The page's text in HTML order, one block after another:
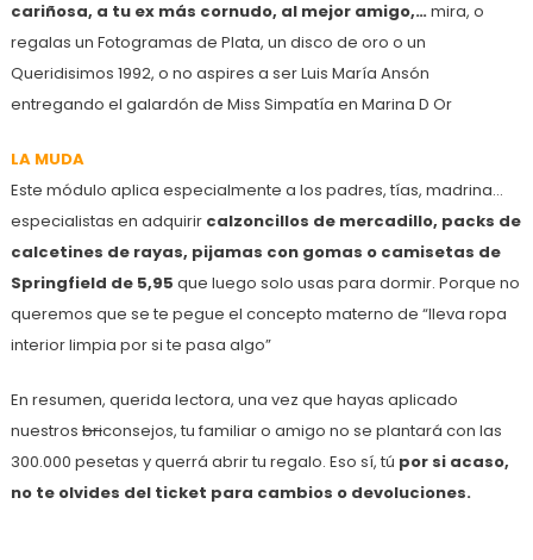
cariñosa, a tu ex más cornudo, al mejor amigo,…mira, o
regalas un Fotogramas de Plata, un disco de oro o un
Queridisimos 1992, o no aspires a ser Luis María Ansón
entregando el galardón de Miss Simpatía en Marina D Or
LA MUDA
Este módulo aplica especialmente a los padres, tías, madrina…
especialistas en adquirir calzoncillos de mercadillo, packs de
calcetines de rayas, pijamas con gomas o camisetas de
Springfield de 5,95 que luego solo usas para dormir. Porque no
queremos que se te pegue el concepto materno de “lleva ropa
interior limpia por si te pasa algo”
En resumen, querida lectora, una vez que hayas aplicado
nuestros briconsejos, tu familiar o amigo no se plantará con las
300.000 pesetas y querrá abrir tu regalo. Eso sí, tú por si acaso,
no te olvides del ticket para cambios o devoluciones.